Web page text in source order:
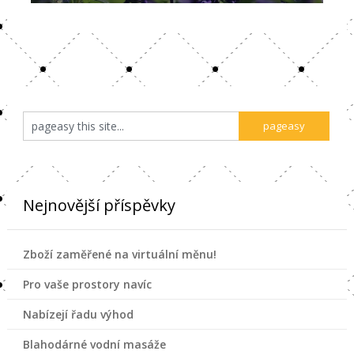
Nejnovější příspěvky
Zboží zaměřené na virtuální měnu!
Pro vaše prostory navíc
Nabízejí řadu výhod
Blahodárné vodní masáže